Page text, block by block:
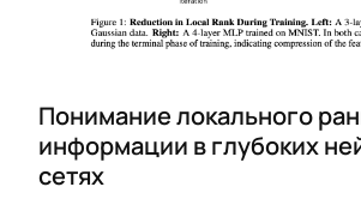
Понимание локального
информации в глубоких
сетях